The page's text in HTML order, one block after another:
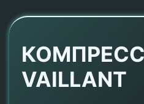
VAILLANT